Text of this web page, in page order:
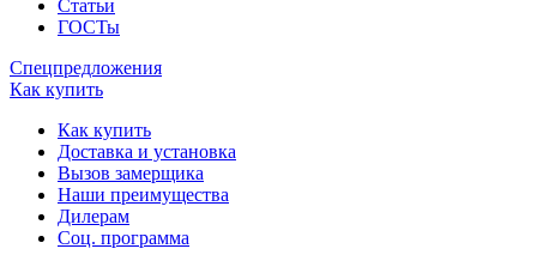
Статьи
ГОСТы
Спецпредложения
Как купить
Как купить
Доставка и установка
Вызов замерщика
Наши преимущества
Дилерам
Соц. программа